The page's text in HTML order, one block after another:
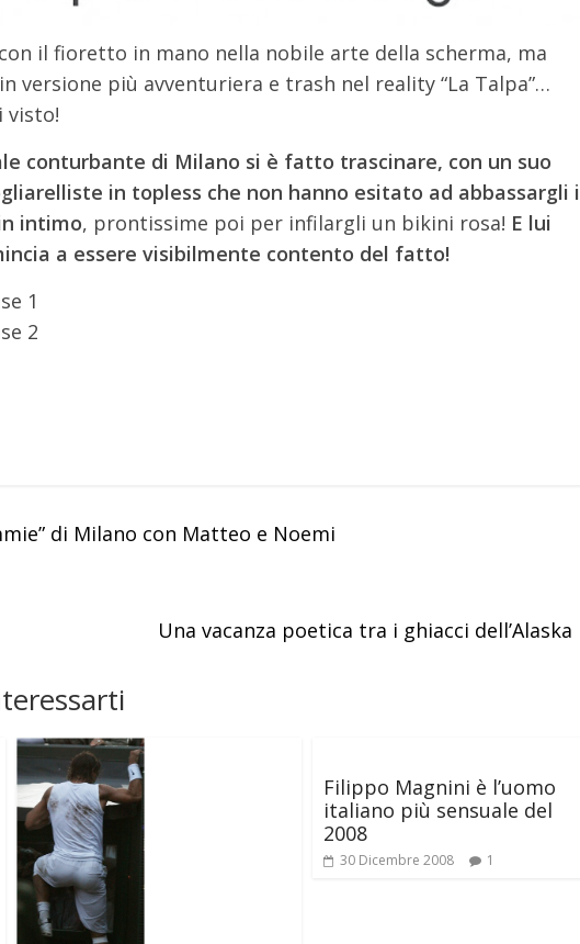
il fioretto in mano nella nobile arte della scherma, ma
versione più avventuriera e trash nel reality “La Talpa”…
visto!
conturbante di Milano si è fatto trascinare, con un suo
in topless che non hanno esitato ad abbassargli i
intimo, prontissime poi per infilargli un bikini rosa! E lui
a essere visibilmente contento del fatto!
di Milano con Matteo e Noemi
Una vacanza poetica tra i ghiacci dell’Alaska
Filippo Magnini è l’uomo
italiano più sensuale del
2008
30 Dicembre 2008 1